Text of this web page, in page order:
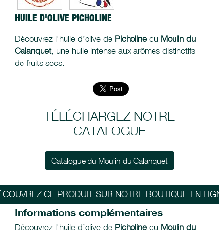
HUILE D'OLIVE PICHOLINE
Découvrez l'huile d’olive de Picholine du Moulin du
Calanquet, une huile intense aux arômes distinctifs
de fruits secs.
TÉLÉCHARGEZ NOTRE
CATALOGUE
Catalogue du Moulin du Calanquet
CE PRODUIT SUR NOTRE BOUTIQUE EN
Informations complémentaires
Découvrez l'huile d’olive de Picholine du Moulin du